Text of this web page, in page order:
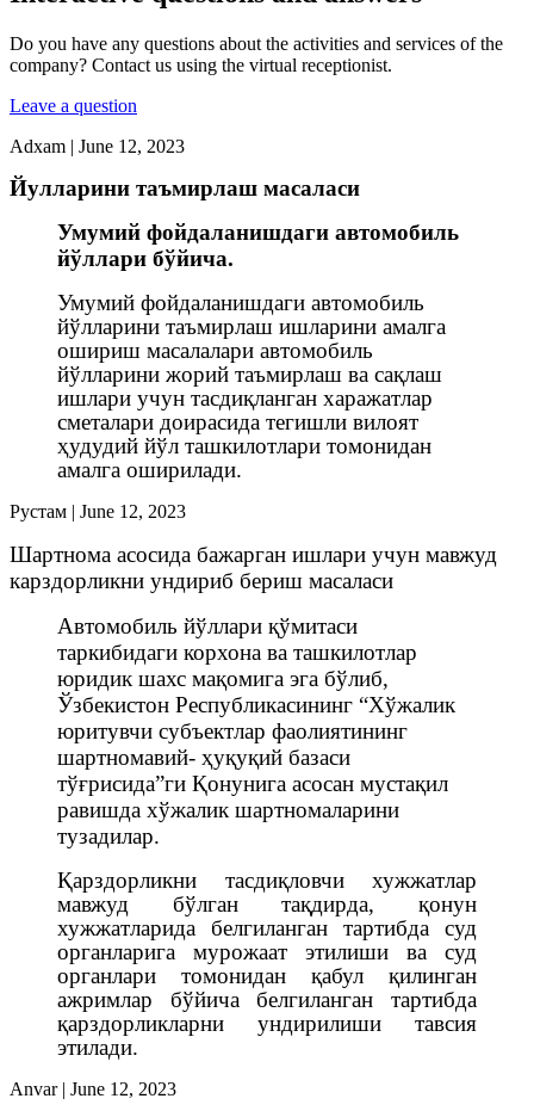
Do you have any questions about the activities and services of the
company? Contact us using the virtual receptionist.
Leave a question
Adxam | June 12, 2023
Йулларини таъмирлаш масаласи
Умумий фойдаланишдаги автомобиль
йўллари бўйича.
Умумий фойдаланишдаги автомобиль
йўлларини таъмирлаш ишларини амалга
ошириш масалалари автомобиль
йўлларини жорий таъмирлаш ва сақлаш
ишлари учун тасдиқланган харажатлар
сметалари доирасида тегишли вилоят
ҳудудий йўл ташкилотлари томонидан
амалга оширилади.
Рустам | June 12, 2023
Шартнома асосида бажарган ишлари учун мавжуд
карздорликни ундириб бериш масаласи
Автомобиль йўллари қўмитаси
таркибидаги корхона ва ташкилотлар
юридик шахс мақомига эга бўлиб,
Ўзбекистон Республикасининг “Хўжалик
юритувчи субъектлар фаолиятининг
шартномавий- ҳуқуқий базаси
тўғрисида”ги Қонунига асосан мустақил
равишда хўжалик шартномаларини
тузадилар.
Қарздорликни тасдиқловчи хужжатлар
мавжуд бўлган тақдирда, қонун
хужжатларида белгиланган тартибда суд
органларига мурожаат этилиши ва суд
органлари томонидан қабул қилинган
ажримлар бўйича белгиланган тартибда
қарздорликларни ундирилиши тавсия
этилади.
Anvar| June 12, 2023